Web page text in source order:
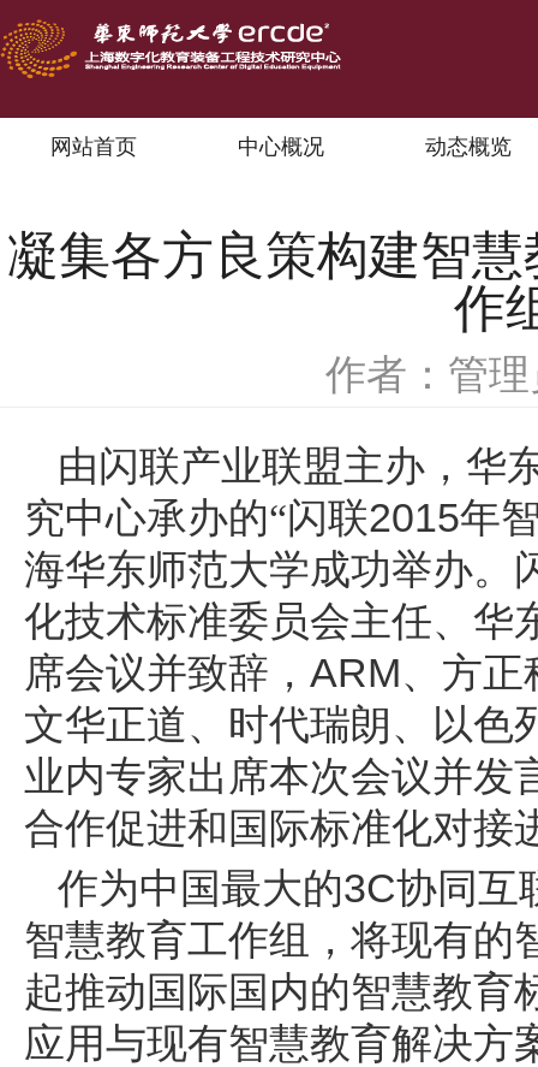
网站首页 中心概况 动态概览
凝集各方良策构建智
作
作者：管
由闪联产业联盟主办，华
究中心承办的“闪联2015年
海华东师范大学成功举办。
化技术标准委员会主任、华
席会议并致辞， ARM、方正
文华正道、时代瑞朗、以色
业内专家出席本次会议并发
合作促进和国际标准化对接
作为中国最大的3C协同互
智慧教育工作组，将现有的
起推动国际国内的智慧教育
应用与现有智慧教育解决方